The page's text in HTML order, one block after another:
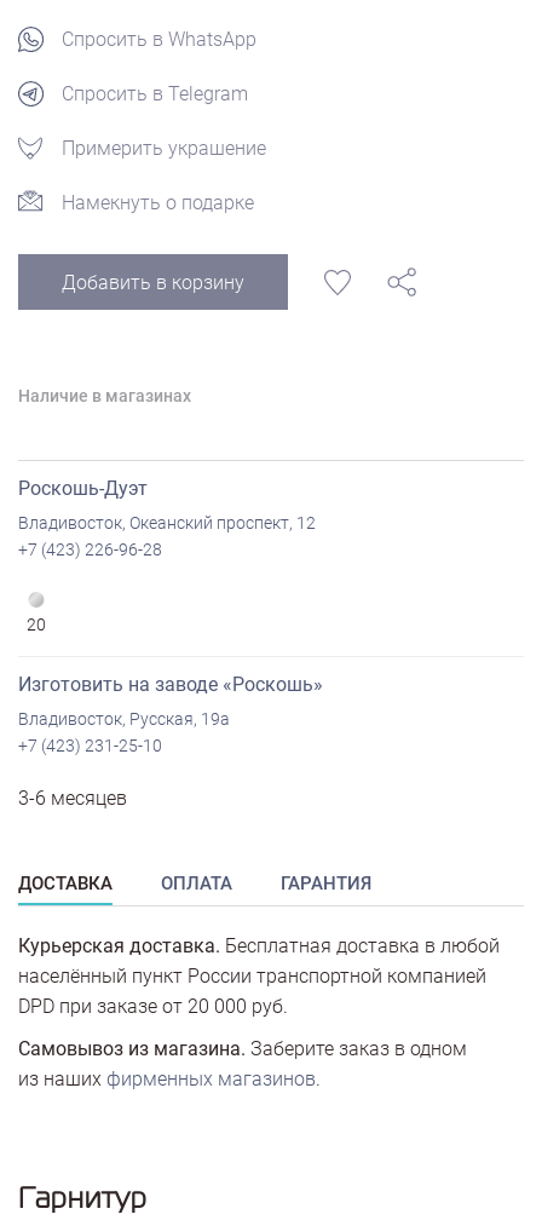
Спросить в WhatsApp
Спросить в Telegram
Примерить украшение
Намекнуть о подарке
Добавить в корзину
Наличие в магазинах
Роскошь-Дуэт
Владивосток, Океанский проспект, 12
+7 (423) 226-96-28
20
Изготовить на заводе «Роскошь»
Владивосток, Русская, 19а
+7 (423) 231-25-10
3-6 месяцев
ДОСТАВКА ОПЛАТА ГАРАНТИЯ
Курьерская доставка. Бесплатная доставка в любой
населённый пункт России транспортной компанией
DPD при заказе от 20 000 руб.
Самовывоз из магазина. Заберите заказ в одном
из наших фирменных магазинов.
Гарнитур